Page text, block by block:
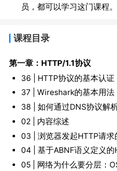
员，都可以学习这门课程。
课程目录
第一章：HTTP/1.1协议
36 | HTTP协议的基本认证
37 | Wireshark的基本用法
38 | 如何通过DNS协议解
02 | 内容综述
03 | 浏览器发起HTTP请求
04 | 基于ABNF语义定义的
05 | 网络为什么要分层：